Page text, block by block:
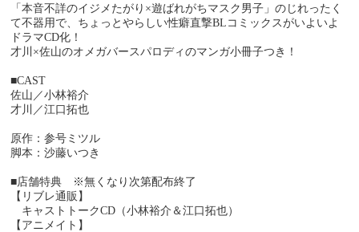
「本音不詳のイジメたがり×遊ばれがちマスク男子」のじれったく
て不器用で、ちょっとやらしい性癖直撃BLコミックスがいよいよ
ドラマCD化！
才川×佐山のオメガバースパロディのマンガ小冊子つき！
■CAST
佐山／小林裕介
才川／江口拓也
原作：参号ミツル
脚本：沙藤いつき
■店舗特典 ※無くなり次第配布終了
【リブレ通販】
キャストトークCD（小林裕介＆江口拓也）
【アニメイト】